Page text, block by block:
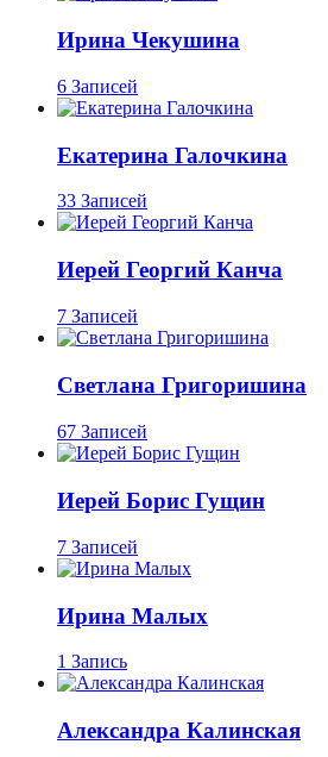
Ирина Чекушина
6 Записей
Екатерина Галочкина
33 Записей
Иерей Георгий Канча
7 Записей
Светлана Григоришина
67 Записей
Иерей Борис Гущин
7 Записей
Ирина Малых
1 Запись
Александра Калинская